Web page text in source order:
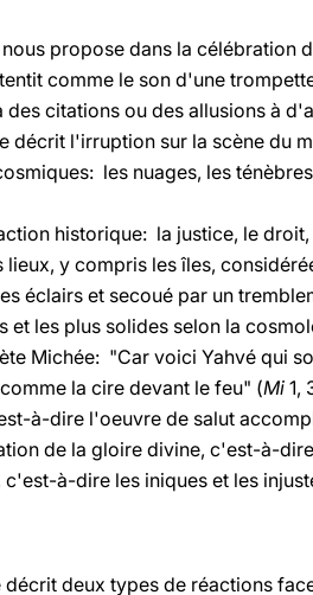
propose dans la célébration
comme le son d'une
citations ou des allusions à
décrit l'irruption sur la scène du
les nuages, les
historique: la justice, le
y compris les îles,
éclairs et secoué par un
et les plus solides selon la
Michée: "Car voici Yahvé qui
la cire devant le feu" (Mi 1,
à-dire l'oeuvre de salut
de la gloire divine, c'est-à-
c'est-à-dire les iniques et les
deux types de réactions